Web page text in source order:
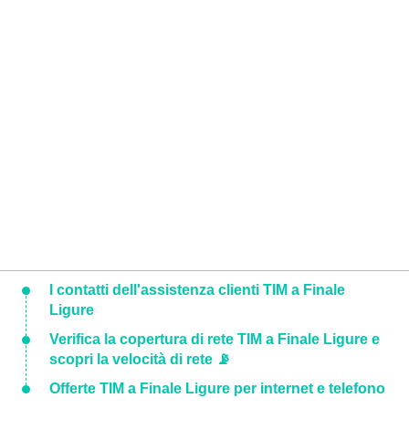
I contatti dell'assistenza clienti TIM a Finale
Ligure
Verifica la copertura di rete TIM a Finale Ligure e
scopri la velocità di rete 📡
Offerte TIM a Finale Ligure per internet e telefono